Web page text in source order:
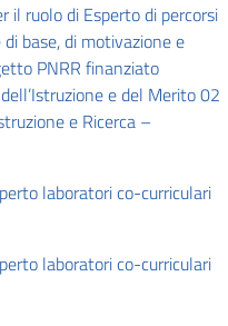
il ruolo di Esperto di percorsi
base, di motivazione e
PNRR finanziato
e del Merito 02
e Ricerca –
laboratori co-curriculari
laboratori co-curriculari